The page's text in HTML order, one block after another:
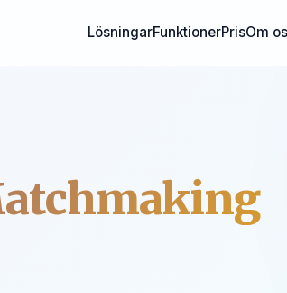
LösningarFunktionerPrisOm